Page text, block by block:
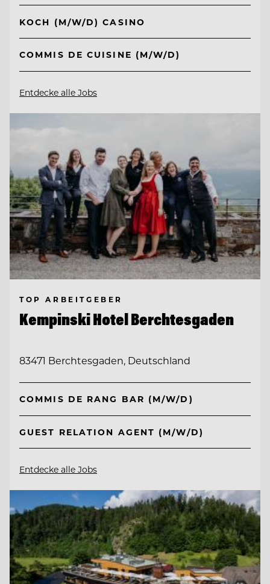
KOCH (M/W/D) CASINO
COMMIS DE CUISINE (M/W/D)
Entdecke alle Jobs
TOP ARBEITGEBER
Kempinski Hotel Berchtesgaden
83471 Berchtesgaden, Deutschland
COMMIS DE RANG BAR (M/W/D)
GUEST RELATION AGENT (M/W/D)
Entdecke alle Jobs